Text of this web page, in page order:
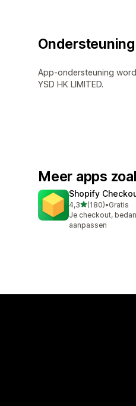
Ondersteuning
App-ondersteuning
YSD HK LIMITED.
Meer apps
Shopify
4,3van 5 sterren
(180)
180 recensies in
•Gratis
Je checkout,
aanpassen